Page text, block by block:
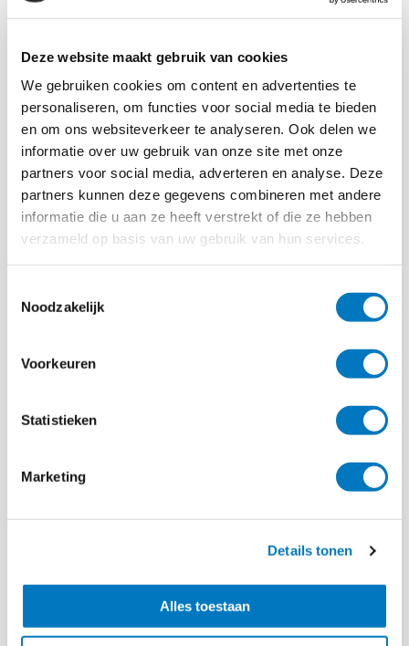
Deze website maakt gebruik van cookies
We gebruiken cookies om content en advertenties te
personaliseren, om functies voor social media te bieden
en om ons websiteverkeer te analyseren. Ook delen we
informatie over uw gebruik van onze site met onze
partners voor social media, adverteren en analyse. Deze
partners kunnen deze gegevens combineren met andere
informatie die u aan ze heeft verstrekt of die ze hebben
verzameld op basis van uw gebruik van hun services.
Noodzakelijk
Voorkeuren
Statistieken
Marketing
Details tonen
Alles toestaan
Om de kwaliteit en duurzaamheid van gedrukte kaarten
te maximaliseren, de levensduur van de printkop en de
betrouwbaarheid van de printer te garanderen dient men
gebruik te maken van Evolis High Trust ® linten.
Automatische identificatie en instelling
Geleverd in een drop-in cassette voor
eenvoudig gebruik
Full colour (een of twee zijden) YMCKO: 300
Full colour (voorzijde kleur achterzijde Zwart)
Halve kaart kleur, volle kaart zwart ½ YMCKO:
400 prints / rol
Zwart met beschermlaag KO: 600 prints / rol
Zwart monochroom lint: 2000 prints / rol*
Hologram lak: 400 prints / rol